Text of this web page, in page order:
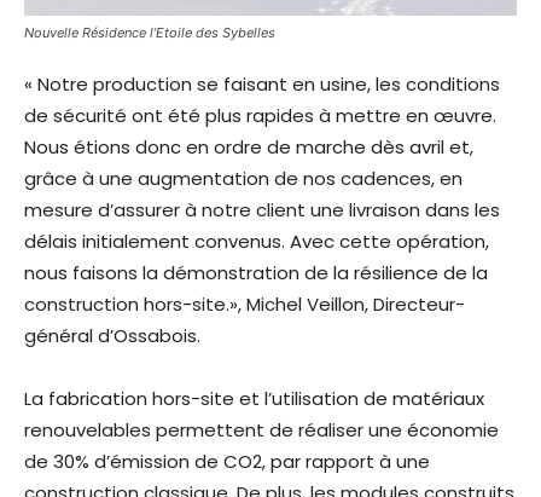
Nouvelle Résidence l’Etoile des Sybelles
« Notre production se faisant en usine, les conditions
de sécurité ont été plus rapides à mettre en œuvre.
Nous étions donc en ordre de marche dès avril et,
grâce à une augmentation de nos cadences, en
mesure d’assurer à notre client une livraison dans les
délais initialement convenus. Avec cette opération,
nous faisons la démonstration de la résilience de la
construction hors-site.», Michel Veillon, Directeur-
général d’Ossabois.
La fabrication hors-site et l’utilisation de matériaux
renouvelables permettent de réaliser une économie
de 30% d’émission de CO2, par rapport à une